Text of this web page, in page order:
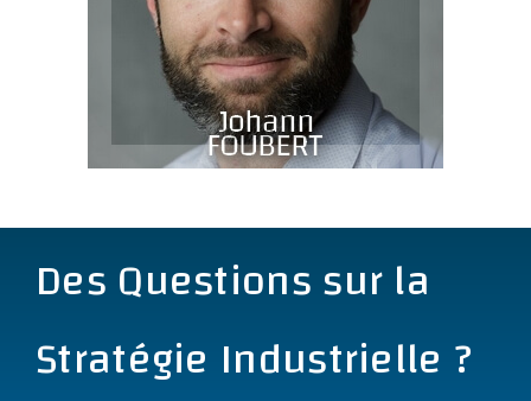
Des Questions sur la
Stratégie Industrielle ?